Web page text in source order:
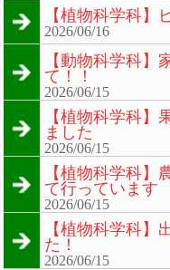
【植物科学科】
2026/06/16
【動物科学科】
て！！
2026/06/15
【植物科学科
ました
2026/06/15
【植物科学科
て行っています
2026/06/15
【植物科学科】
た！
2026/06/15